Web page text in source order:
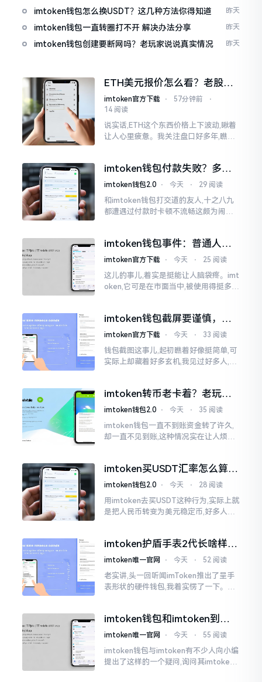
就懂了
imtoken钱包怎么换USDT？这几种方法你得知道 昨天
imtoken钱包一直转圈打不开 解决办法分享 昨天
imtoken钱包创建要断网吗？老玩家说说真实情况 昨天
ETH美元报价怎么看？老股民
手把手教你盯盘
imtoken官方下载 ⋅ 57分钟前
⋅
14 阅读
说实话,ETH这个东西价格上下波动,瞅着
让人心里疲惫。我关注盘口好多年,瞧见
判断。
imtoken钱包付款失败？多半
是这几个原因闹的
imtoken钱包2.0 ⋅ 今天 ⋅ 29 阅读
和imtoken钱包打交道的友人,十之八九
都遭遇过付款时卡顿不流畅这颇为闹心
急得连连跺脚。实际上讲
imtoken钱包事件：普通人该
咋办？
imtoken官方下载 ⋅ 今天 ⋅ 25 阅读
这儿的事儿,着实是挺能让人脑袋疼。imt
oken,它可是在市面当中,被使用得挺多的
imtoken钱包截屏要谨慎，别
把隐私当儿戏
imtoken官方下载 ⋅ 今天 ⋅ 33 阅读
钱包截图这事儿,起初瞧着好像挺简单,可
实际上却藏着好多玄机,我见过好多人,总
得
imtoken转币老卡着？老玩家
教你几招搞定
imtoken钱包2.0 ⋅ 今天 ⋅ 35 阅读
imtoken钱包一直不到账资金转了许久,
却一直不见到账,这种情况实在让人烦躁,
热锅上的蚂蚁,慌乱无措。
imtoken买USDT汇率怎么算？
几点买最划算
imtoken钱包2.0 ⋅ 今天 ⋅ 28 阅读
用imtoken去买USDT这种行为,实际上就
是把人民币转变为美元稳定币,好多人在
低的状况
imtoken护盾手表2代长啥样？
真实上手体验分享
imtoken唯一官网 ⋅ 今天 ⋅ 52 阅读
老实讲,头一回听闻imToken推出了呈手
表形状的硬件钱包,我着实愣了一下。在c
imtoken钱包和imtoken到底
是不是一回事？看完就懂了
imtoken唯一官网 ⋅ 今天 ⋅ 55 阅读
imtoken钱包与imtoken有不少人向小编
提出了这样的一个疑问,询问其imtoken